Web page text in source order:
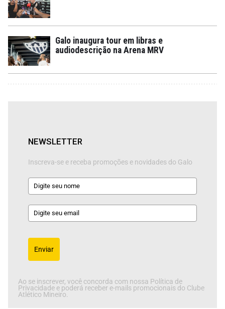
Galo inaugura tour em libras e
audiodescrição na Arena MRV
NEWSLETTER
Inscreva-se e receba promoções e novidades do Galo
Enviar
Ao se inscrever, você concorda com nossa Política de
Privacidade e poderá receber e-mails promocionais do Clube
Atlético Mineiro.